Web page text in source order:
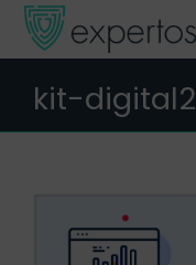
Saltar
contenidokit-digital2